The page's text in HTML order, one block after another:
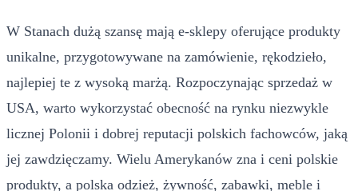
W Stanach dużą szansę mają e-sklepy oferujące produkty
unikalne, przygotowywane na zamówienie, rękodzieło,
najlepiej te z wysoką marżą. Rozpoczynając sprzedaż w
USA, warto wykorzystać obecność na rynku niezwykle
licznej Polonii i dobrej reputacji polskich fachowców, jaką
jej zawdzięczamy. Wielu Amerykanów zna i ceni polskie
produkty, a polska odzież, żywność, zabawki, meble i